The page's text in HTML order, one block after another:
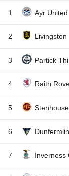
1 Ayr United
2 Livingston
3 Partick
4 Raith
5
6
7 Inverness